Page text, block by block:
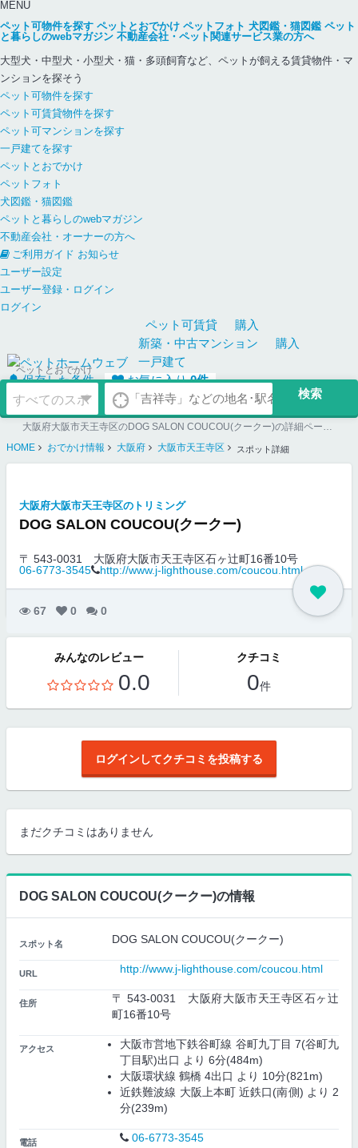
MENU
ペット可物件を探す ペットとおでかけ ペットフォト 犬図鑑・猫図鑑 ペット
と暮らしのwebマガジン 不動産会社・ペット関連サービス業の方へ
大型犬・中型犬・小型犬・猫・多頭飼育など、ペットが飼える賃貸物件・マ
ンションを探そう
ペット可物件を探す
ペット可賃貸物件を探す
ペット可マンションを探す
一戸建てを探す
ペットとおでかけ
ペットフォト
犬図鑑・猫図鑑
ペットと暮らしのwebマガジン
不動産会社・オーナーの方へ
ご利用ガイド お知らせ
ユーザー設定
ユーザー登録・ログイン
ログイン
ペット可賃貸
購入
新築・中古マンション
購入
一戸建て
保存した条件
お気に入り0件
ペットとおでかけ
大阪府大阪市天王寺区のDOG SALON COUCOU(クークー)の詳細ページ。ペット同伴可のお店探しならペットホームウェブ。ペット可賃貸のお部屋探し、ペット可マンション購入のご検討時にもご利用ください。
HOME
おでかけ情報 大阪府 大阪市天王寺区 スポット詳細
大阪府大阪市天王寺区のトリミング
DOG SALON COUCOU(クークー)
〒 543-0031
大阪府大阪市天王寺区石ヶ辻町16番10号
06-6773-3545
http://www.j-lighthouse.com/coucou.html
67 0 0
みんなのレビュー
0.0
クチコミ
0件
ログインしてクチコミを投稿する
まだクチコミはありません
DOG SALON COUCOU(クークー)の情報
スポット名 DOG SALON COUCOU(クークー)
URL http://www.j-lighthouse.com/coucou.html
住所
〒 543-0031 大阪府大阪市天王寺区石ヶ辻
町16番10号
アクセス
大阪市営地下鉄谷町線 谷町九丁目 7(谷町九
丁目駅)出口 より 6分(484m)
大阪環状線 鶴橋 4出口 より 10分(821m)
近鉄難波線 大阪上本町 近鉄口(南側) より 2
分(239m)
電話 06-6773-3545